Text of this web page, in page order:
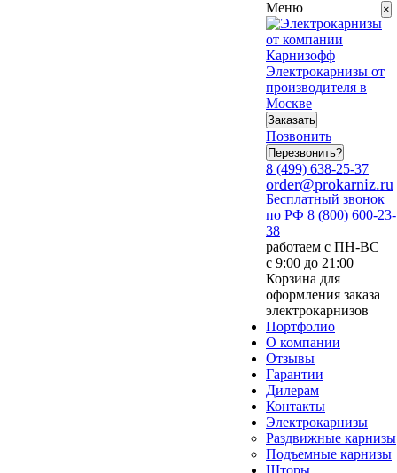
Меню
Электрокарнизы от
производителя в
Москве
Заказать
Позвонить
Перезвонить?
8 (499) 638-25-37
order@prokarniz.ru
Бесплатный звонок
по РФ 8 (800) 600-23-
38
работаем с ПН-ВС
с 9:00 до 21:00
Корзина для
оформления заказа
электрокарнизов
Портфолио
О компании
Отзывы
Гарантии
Дилерам
Контакты
Электрокарнизы
Раздвижные карнизы
Подъемные карнизы
Шторы
×